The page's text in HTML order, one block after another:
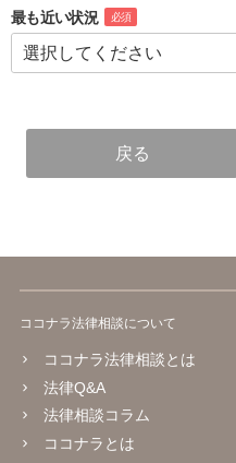
最も近い状況 必須
ココナラ法律相談について
ココナラ法律相談とは
法律Q&A
法律相談コラム
ココナラとは